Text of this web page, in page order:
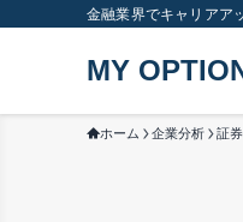
金融業界でキャリアア
MY
ホーム 企業分析 証